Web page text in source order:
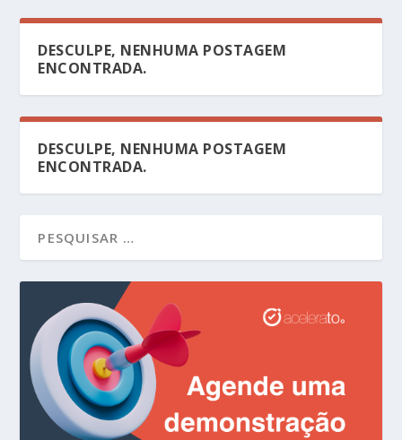
DESCULPE, NENHUMA POSTAGEM
ENCONTRADA.
DESCULPE, NENHUMA POSTAGEM
ENCONTRADA.